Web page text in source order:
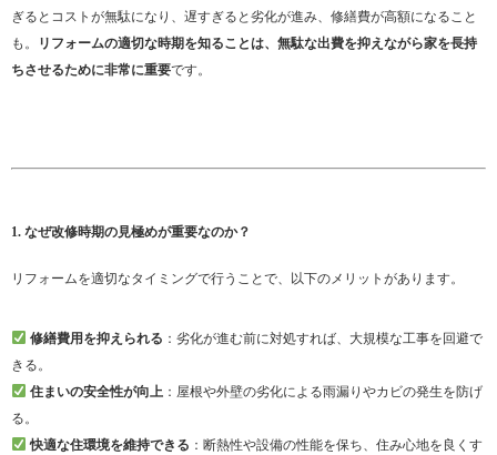
ぎるとコストが無駄になり、遅すぎると劣化が進み、修繕費が高額になること
も。
リフォームの適切な時期を知ることは、無駄な出費を抑えながら家を長持
ちさせるために非常に重要です。
1. なぜ改修時期の見極めが重要なのか？
リフォームを適切なタイミングで行うことで、以下のメリットがあります。
修繕費用を抑えられる ：劣化が進む前に対処すれば、大規模な工事を回避で
きる。
住まいの安全性が向上：屋根や外壁の劣化による雨漏りやカビの発生を防げ
る。
快適な住環境を維持できる ：断熱性や設備の性能を保ち、住み心地を良くす